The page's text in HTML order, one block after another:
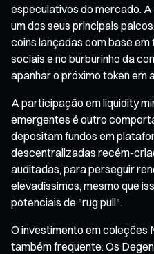
especulativos do mercado.
um dos seus principais
coins lançadas com base
sociais e no burburinho da
apanhar o próximo token em
A participação em liquidity
emergentes é outro
depositam fundos em
descentralizadas recém-
auditadas, para perseguir
elevadíssimos, mesmo que
potenciais de "rug pull".
O investimento em coleções
também frequente. Os